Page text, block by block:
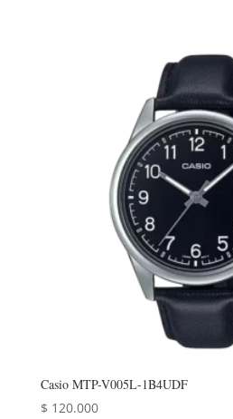
Casio MTP-V005L-1B4UDF
$ 120.000